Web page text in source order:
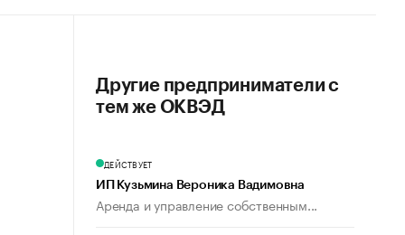
Другие предприниматели с
тем же ОКВЭД
ДЕЙСТВУЕТ
ИП Кузьмина Вероника Вадимовна
Аренда и управление собственным...